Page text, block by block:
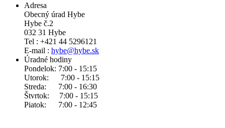
Adresa
Obecný úrad Hybe
Hybe č.2
032 31 Hybe
Tel : +421 44 5296121
E-mail : hybe@hybe.sk
Úradné hodiny
Pondelok: 7:00 - 15:15
Utorok: 7:00 - 15:15
Streda: 7:00 - 16:30
Štvrtok: 7:00 - 15:15
Piatok: 7:00 - 12:45